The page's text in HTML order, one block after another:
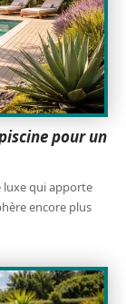
pour un
luxe qui apporte
encore plus